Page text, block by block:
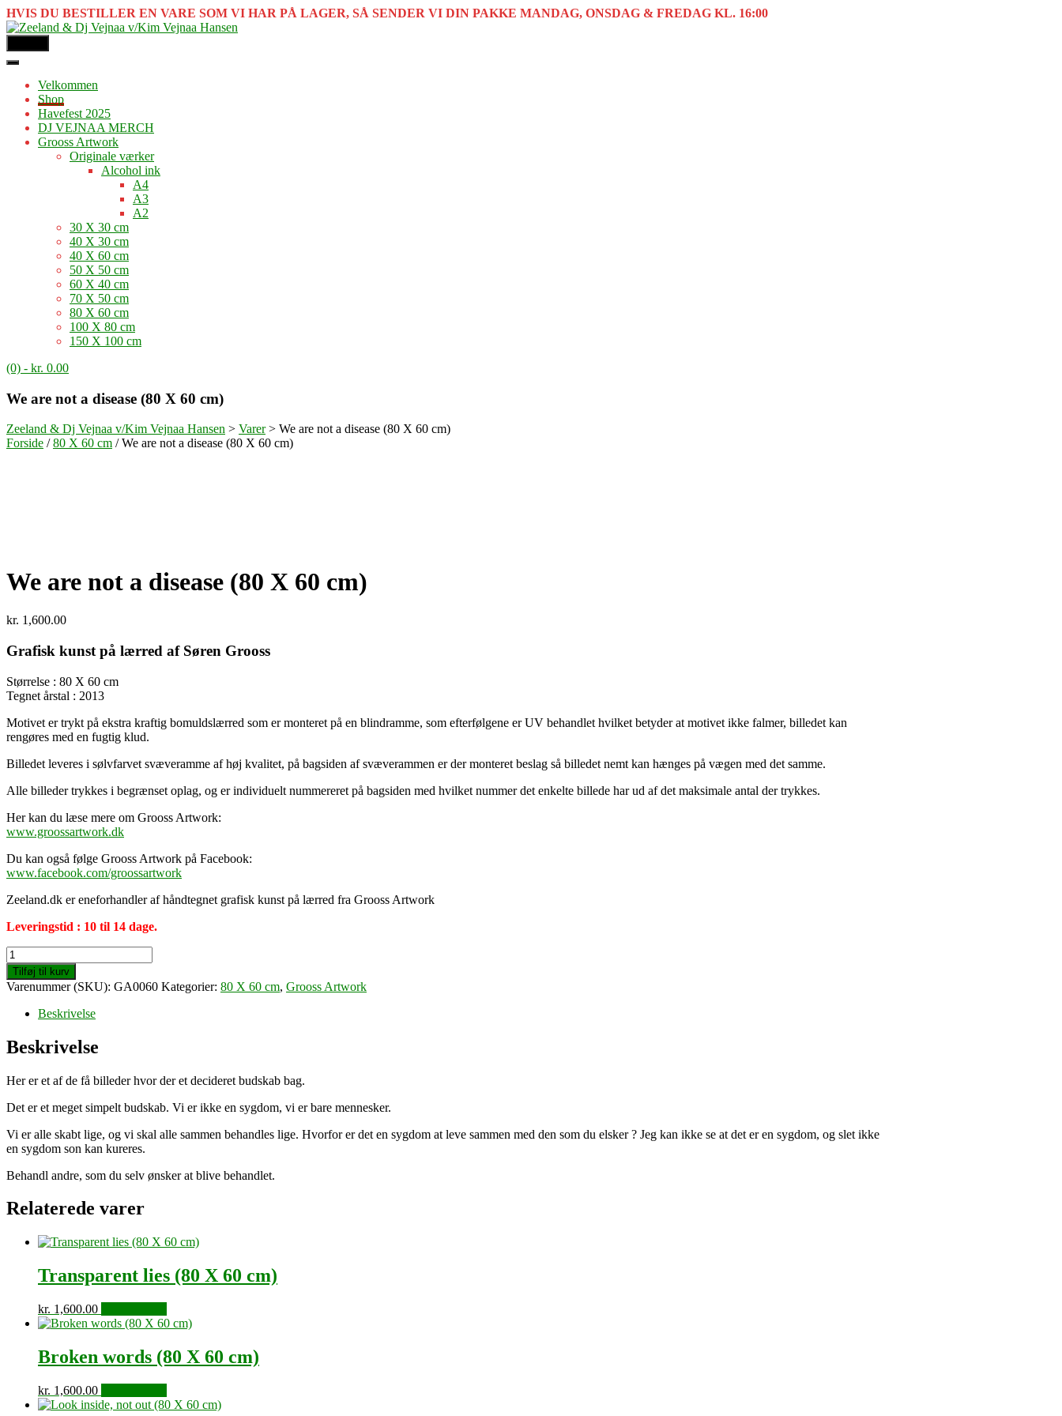
HVIS DU BESTILLER EN VARE SOM VI HAR PÅ LAGER, SÅ SENDER VI DIN PAKKE MANDAG, ONSDAG & FREDAG KL. 16:00
Velkommen
Shop
Havefest 2025
DJ VEJNAA MERCH
Grooss Artwork
Originale værker
Alcohol ink
A4
A3
A2
30 X 30 cm
40 X 30 cm
40 X 60 cm
50 X 50 cm
60 X 40 cm
70 X 50 cm
80 X 60 cm
100 X 80 cm
150 X 100 cm
(0) - kr. 0.00
We are not a disease (80 X 60 cm)
Zeeland & Dj Vejnaa v/Kim Vejnaa Hansen > Varer> We are not a disease (80 X 60 cm)
Forside /80 X 60 cm / We are not a disease (80 X 60 cm)
We are not a disease (80 X 60 cm)
kr. 1,600.00
Grafisk kunst på lærred af Søren Grooss
Størrelse : 80 X 60 cm
Tegnet årstal : 2013
Motivet er trykt på ekstra kraftig bomuldslærred som er monteret på en blindramme, som efterfølgene er UV behandlet hvilket betyder at motivet ikke falmer, billedet kan
rengøres med en fugtig klud.
Billedet leveres i sølvfarvet svæveramme af høj kvalitet, på bagsiden af svæverammen er der monteret beslag så billedet nemt kan hænges på vægen med det samme.
Alle billeder trykkes i begrænset oplag, og er individuelt nummereret på bagsiden med hvilket nummer det enkelte billede har ud af det maksimale antal der trykkes.
Her kan du læse mere om Grooss Artwork:
www.groossartwork.dk
Du kan også følge Grooss Artwork på Facebook:
www.facebook.com/groossartwork
Zeeland.dk er eneforhandler af håndtegnet grafisk kunst på lærred fra Grooss Artwork
Leveringstid : 10 til 14 dage.
We
are
not
a
disease
X
60
antal
Tilføj til kurv
Varenummer (SKU): GA0060 Kategorier: 80 X 60 cm, Grooss Artwork
Beskrivelse
Beskrivelse
Her er et af de få billeder hvor der et decideret budskab bag.
Det er et meget simpelt budskab. Vi er ikke en sygdom, vi er bare mennesker.
Vi er alle skabt lige, og vi skal alle sammen behandles lige. Hvorfor er det en sygdom at leve sammen med den som du elsker ? Jeg kan ikke se at det er en sygdom, og slet ikke
en sygdom son kan kureres.
Behandl andre, som du selv ønsker at blive behandlet.
Relaterede varer
Transparent lies (80 X 60 cm)
kr. 1,600.00
Broken words (80 X 60 cm)
kr. 1,600.00